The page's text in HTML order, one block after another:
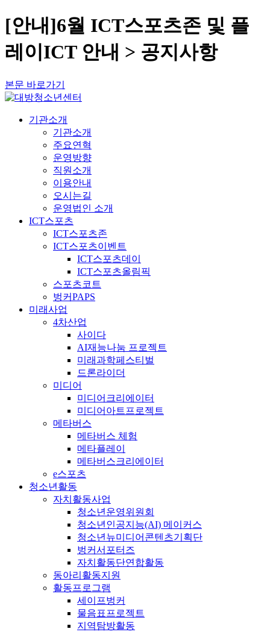
[안내]6월 ICT스포츠존 및 플
레이ICT 안내 > 공지사항
본문 바로가기
기관소개
기관소개
주요연혁
운영방향
직원소개
이용안내
오시는길
운영법인 소개
ICT스포츠
ICT스포츠존
ICT스포츠이벤트
ICT스포츠데이
ICT스포츠올림픽
스포츠코트
벙커PAPS
미래사업
4차산업
사이다
AI재능나눔 프로젝트
미래과학페스티벌
드론라이더
미디어
미디어크리에이터
미디어아트프로젝트
메타버스
메타버스 체험
메타플레이
메타버스크리에이터
e스포츠
청소년활동
자치활동사업
청소년운영위원회
청소년인공지능(AI) 메이커스
청소년뉴미디어콘텐츠기획단
벙커서포터즈
자치활동단연합활동
동아리활동지원
활동프로그램
세이프벙커
물음표프로젝트
지역탐방활동